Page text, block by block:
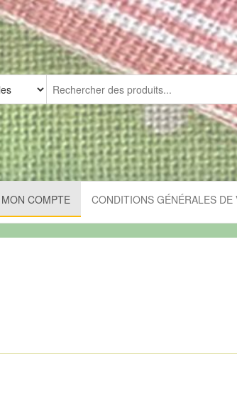
MON COMPTE CONDITIONS GÉNÉRALES DE